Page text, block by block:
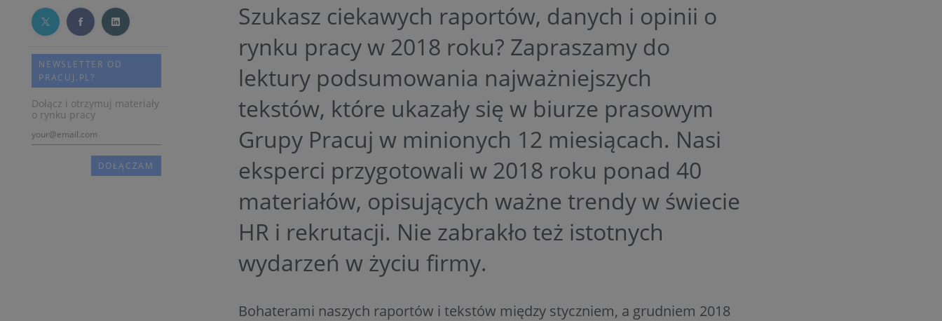
NEWSLETTER OD
PRACUJ.PL?
Dołącz i otrzymuj materiały
o rynku pracy
Szukasz ciekawych raportów, danych i opinii o
rynku pracy w 2018 roku? Zapraszamy do
lektury podsumowania najważniejszych
tekstów, które ukazały się w biurze prasowym
Grupy Pracuj w minionych 12 miesiącach. Nasi
eksperci przygotowali w 2018 roku ponad 40
materiałów, opisujących ważne trendy w świecie
HR i rekrutacji. Nie zabrakło też istotnych
wydarzeń w życiu firmy.
Bohaterami naszych raportów i tekstów między styczniem, a grudniem 2018